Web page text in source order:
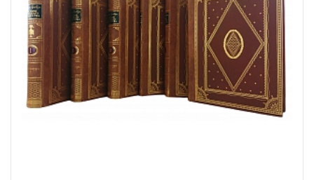
Показать еще
Материал
Язык
Техника